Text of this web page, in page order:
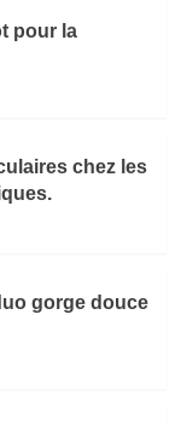
pour la
chez les
gorge douce